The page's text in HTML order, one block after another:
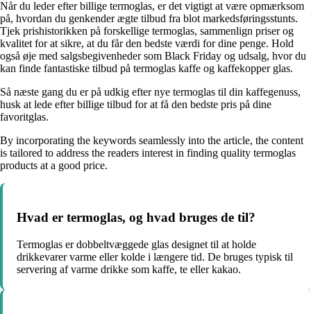
Når du leder efter billige termoglas, er det vigtigt at være opmærksom
på, hvordan du genkender ægte tilbud fra blot markedsføringsstunts.
Tjek prishistorikken på forskellige termoglas, sammenlign priser og
kvalitet for at sikre, at du får den bedste værdi for dine penge. Hold
også øje med salgsbegivenheder som Black Friday og udsalg, hvor du
kan finde fantastiske tilbud på termoglas kaffe og kaffekopper glas.
Så næste gang du er på udkig efter nye termoglas til din kaffegenuss,
husk at lede efter billige tilbud for at få den bedste pris på dine
favoritglas.
By incorporating the keywords seamlessly into the article, the content
is tailored to address the readers interest in finding quality termoglas
products at a good price.
Hvad er termoglas, og hvad bruges de til?
Termoglas er dobbeltvæggede glas designet til at holde
drikkevarer varme eller kolde i længere tid. De bruges typisk til
servering af varme drikke som kaffe, te eller kakao.